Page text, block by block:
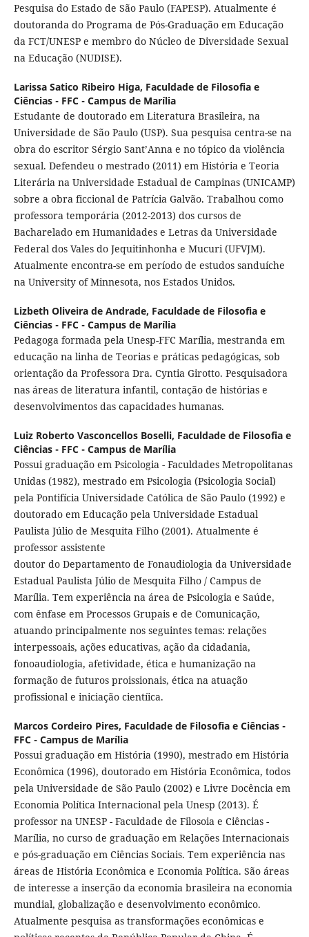
Pesquisa do Estado de São Paulo (FAPESP). Atualmente é
doutoranda do Programa de Pós-Graduação em Educação
da FCT/UNESP e membro do Núcleo de Diversidade Sexual
na Educação (NUDISE).
Larissa Satico Ribeiro Higa, Faculdade de Filosofia e
Ciências - FFC - Campus de Marília
Estudante de doutorado em Literatura Brasileira, na
Universidade de São Paulo (USP). Sua pesquisa centra-se na
obra do escritor Sérgio Sant’Anna e no tópico da violência
sexual. Defendeu o mestrado (2011) em História e Teoria
Literária na Universidade Estadual de Campinas (UNICAMP)
sobre a obra ficcional de Patrícia Galvão. Trabalhou como
professora temporária (2012-2013) dos cursos de
Bacharelado em Humanidades e Letras da Universidade
Federal dos Vales do Jequitinhonha e Mucuri (UFVJM).
Atualmente encontra-se em período de estudos sanduíche
na University of Minnesota, nos Estados Unidos.
Lizbeth Oliveira de Andrade, Faculdade de Filosofia e
Ciências - FFC - Campus de Marília
Pedagoga formada pela Unesp-FFC Marília, mestranda em
educação na linha de Teorias e práticas pedagógicas, sob
orientação da Professora Dra. Cyntia Girotto. Pesquisadora
nas áreas de literatura infantil, contação de histórias e
desenvolvimentos das capacidades humanas.
Luiz Roberto Vasconcellos Boselli, Faculdade de Filosofia e
Ciências - FFC - Campus de Marília
Possui graduação em Psicologia - Faculdades Metropolitanas
Unidas (1982), mestrado em Psicologia (Psicologia Social)
pela Pontifícia Universidade Católica de São Paulo (1992) e
doutorado em Educação pela Universidade Estadual
Paulista Júlio de Mesquita Filho (2001). Atualmente é
professor assistente
doutor do Departamento de Fonaudiologia da Universidade
Estadual Paulista Júlio de Mesquita Filho / Campus de
Marília. Tem experiência na área de Psicologia e Saúde,
com ênfase em Processos Grupais e de Comunicação,
atuando principalmente nos seguintes temas: relações
interpessoais, ações educativas, ação da cidadania,
fonoaudiologia, afetividade, ética e humanização na
formação de futuros proissionais, ética na atuação
profissional e iniciação cientíica.
Marcos Cordeiro Pires, Faculdade de Filosofia e Ciências -
FFC - Campus de Marília
Possui graduação em História (1990), mestrado em História
Econômica (1996), doutorado em História Econômica, todos
pela Universidade de São Paulo (2002) e Livre Docência em
Economia Política Internacional pela Unesp (2013). É
professor na UNESP - Faculdade de Filosoia e Ciências -
Marília, no curso de graduação em Relações Internacionais
e pós-graduação em Ciências Sociais. Tem experiência nas
áreas de História Econômica e Economia Política. São áreas
de interesse a inserção da economia brasileira na economia
mundial, globalização e desenvolvimento econômico.
Atualmente pesquisa as transformações econômicas e